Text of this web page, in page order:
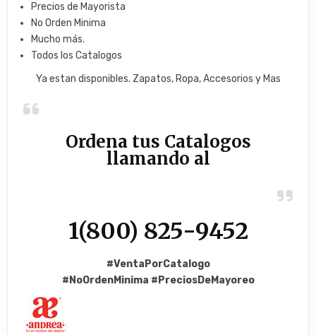
Precios de Mayorista
No Orden Minima
Mucho más.
Todos los Catalogos
Ya estan disponibles. Zapatos, Ropa, Accesorios y Mas
Ordena tus Catalogos
llamando al
1(800) 825-9452
#VentaPorCatalogo
#NoOrdenMinima #PreciosDeMayoreo